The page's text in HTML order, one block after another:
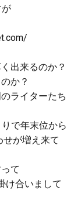
出来るのか？
か？
ライターたち
で年末位から
せが増え来て
て
け合いまして